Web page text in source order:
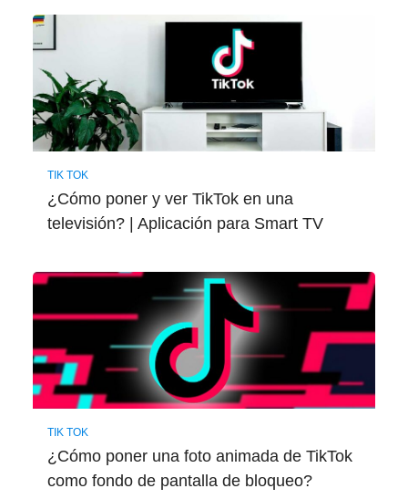
TIK TOK
¿Cómo poner y ver TikTok en una
televisión? | Aplicación para Smart TV
TIK TOK
¿Cómo poner una foto animada de TikTok
como fondo de pantalla de bloqueo?